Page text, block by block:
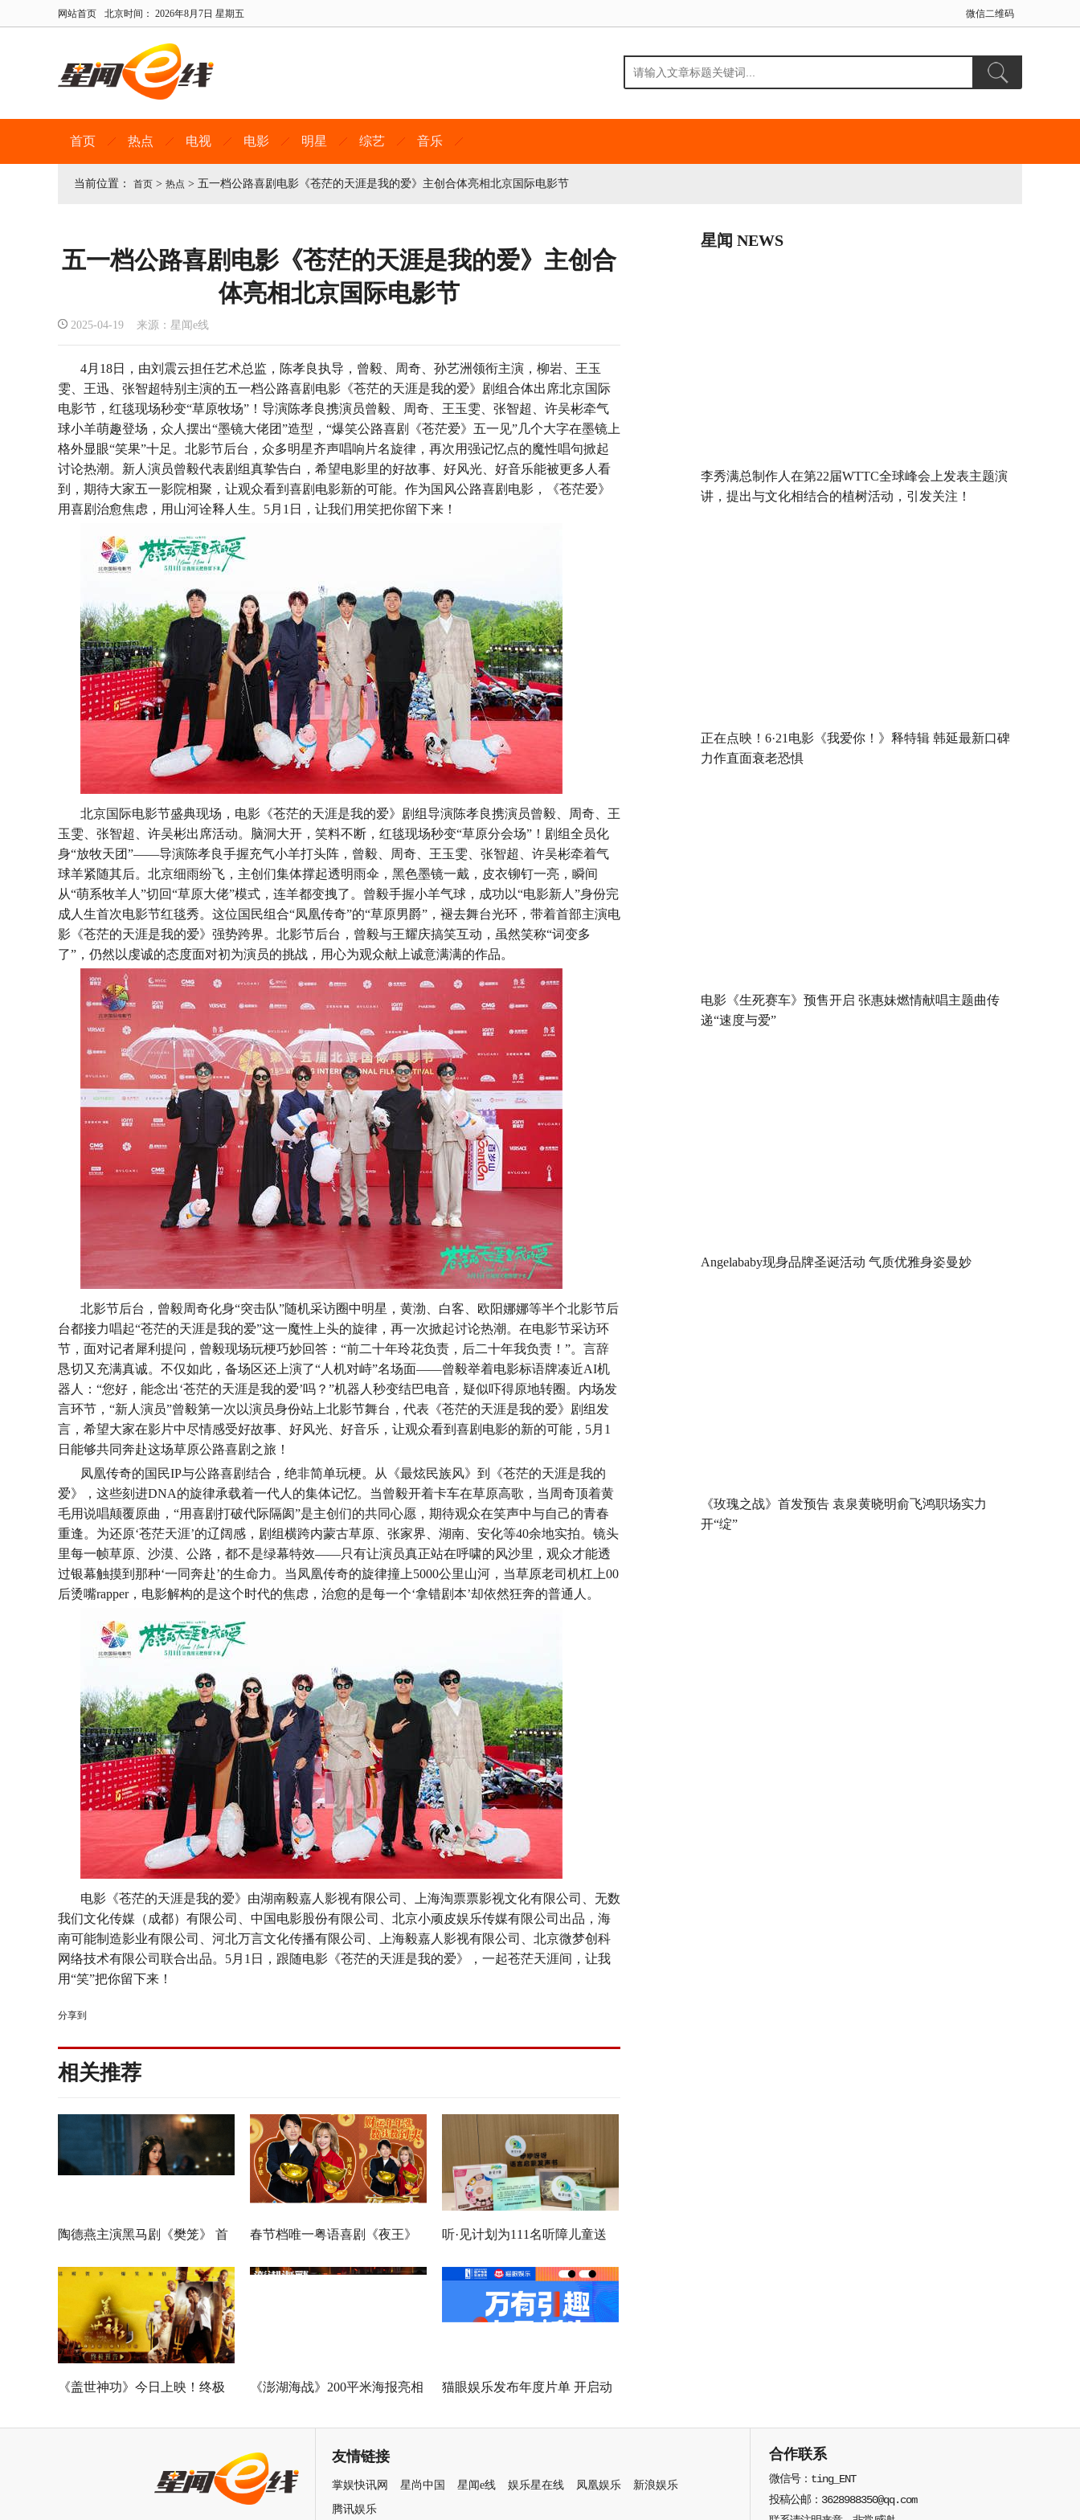
网站首页 北京时间： 2026年8月7日 星期五 微信二维码
首页 热点 电视 电影 明星 综艺 音乐
当前位置： 首页 > 热点 > 五一档公路喜剧电影《苍茫的天涯是我的爱》主创合体亮相北京国际电影节
五一档公路喜剧电影《苍茫的天涯是我的爱》主创合
体亮相北京国际电影节
2025-04-19 来源：星闻e线
4月18日，由刘震云担任艺术总监，陈孝良执导，曾毅、周奇、孙艺洲领衔主演，柳岩、王玉
雯、王迅、张智超特别主演的五一档公路喜剧电影《苍茫的天涯是我的爱》剧组合体出席北京国际
电影节，红毯现场秒变“草原牧场”！导演陈孝良携演员曾毅、周奇、王玉雯、张智超、许吴彬牵气
球小羊萌趣登场，众人摆出“墨镜大佬团”造型，“爆笑公路喜剧《苍茫爱》五一见”几个大字在墨镜上
格外显眼“笑果”十足。北影节后台，众多明星齐声唱响片名旋律，再次用强记忆点的魔性唱句掀起
讨论热潮。新人演员曾毅代表剧组真挚告白，希望电影里的好故事、好风光、好音乐能被更多人看
到，期待大家五一影院相聚，让观众看到喜剧电影新的可能。作为国风公路喜剧电影，《苍茫爱》
用喜剧治愈焦虑，用山河诠释人生。5月1日，让我们用笑把你留下来！
北京国际电影节盛典现场，电影《苍茫的天涯是我的爱》剧组导演陈孝良携演员曾毅、周奇、王
玉雯、张智超、许吴彬出席活动。脑洞大开，笑料不断，红毯现场秒变“草原分会场”！剧组全员化
身“放牧天团”——导演陈孝良手握充气小羊打头阵，曾毅、周奇、王玉雯、张智超、许吴彬牵着气
球羊紧随其后。北京细雨纷飞，主创们集体撑起透明雨伞，黑色墨镜一戴，皮衣铆钉一亮，瞬间
从“萌系牧羊人”切回“草原大佬”模式，连羊都变拽了。曾毅手握小羊气球，成功以“电影新人”身份完
成人生首次电影节红毯秀。这位国民组合“凤凰传奇”的“草原男爵”，褪去舞台光环，带着首部主演电
影《苍茫的天涯是我的爱》强势跨界。北影节后台，曾毅与王耀庆搞笑互动，虽然笑称“词变多
了”，仍然以虔诚的态度面对初为演员的挑战，用心为观众献上诚意满满的作品。
北影节后台，曾毅周奇化身“突击队”随机采访圈中明星，黄渤、白客、欧阳娜娜等半个北影节后
台都接力唱起“苍茫的天涯是我的爱”这一魔性上头的旋律，再一次掀起讨论热潮。在电影节采访环
节，面对记者犀利提问，曾毅现场玩梗巧妙回答：“前二十年玲花负责，后二十年我负责！”。言辞
恳切又充满真诚。不仅如此，备场区还上演了“人机对峙”名场面——曾毅举着电影标语牌凑近AI机
器人：“您好，能念出‘苍茫的天涯是我的爱’吗？”机器人秒变结巴电音，疑似吓得原地转圈。内场发
言环节，“新人演员”曾毅第一次以演员身份站上北影节舞台，代表《苍茫的天涯是我的爱》剧组发
言，希望大家在影片中尽情感受好故事、好风光、好音乐，让观众看到喜剧电影的新的可能，5月1
日能够共同奔赴这场草原公路喜剧之旅！
凤凰传奇的国民IP与公路喜剧结合，绝非简单玩梗。从《最炫民族风》到《苍茫的天涯是我的
爱》，这些刻进DNA的旋律承载着一代人的集体记忆。当曾毅开着卡车在草原高歌，当周奇顶着黄
毛用说唱颠覆原曲，“用喜剧打破代际隔阂”是主创们的共同心愿，期待观众在笑声中与自己的青春
重逢。为还原‘苍茫天涯’的辽阔感，剧组横跨内蒙古草原、张家界、湖南、安化等40余地实拍。镜头
里每一帧草原、沙漠、公路，都不是绿幕特效——只有让演员真正站在呼啸的风沙里，观众才能透
过银幕触摸到那种‘一同奔赴’的生命力。当凤凰传奇的旋律撞上5000公里山河，当草原老司机杠上00
后烫嘴rapper，电影解构的是这个时代的焦虑，治愈的是每一个‘拿错剧本’却依然狂奔的普通人。
电影《苍茫的天涯是我的爱》由湖南毅嘉人影视有限公司、上海淘票票影视文化有限公司、无数
我们文化传媒（成都）有限公司、中国电影股份有限公司、北京小顽皮娱乐传媒有限公司出品，海
南可能制造影业有限公司、河北万言文化传播有限公司、上海毅嘉人影视有限公司、北京微梦创科
网络技术有限公司联合出品。 5月1日，跟随电影《苍茫的天涯是我的爱》，一起苍茫天涯间，让我
用“笑”把你留下来！
分享到
相关推荐
陶德燕主演黑马剧《樊笼》 首
演蛇蝎美人扮相惊艳
春节档唯一粤语喜剧《夜王》
广州路演 黄子华粤语“造梗
听·见计划为111名听障儿童送
上新年声音礼包：让每一次表
达都有回响
《盖世神功》今日上映！终极 《澎湖海战》200平米海报亮相 猫眼娱乐发布年度片单 开启动
星闻 NEWS
李秀满总制作人在第22届WTTC全球峰会上发表主题演
讲，提出与文化相结合的植树活动，引发关注！
正在点映！6·21电影《我爱你！》释特辑 韩延最新口碑
力作直面衰老恐惧
电影《生死赛车》预售开启 张惠妹燃情献唱主题曲传
递“速度与爱”
Angelababy现身品牌圣诞活动 气质优雅身姿曼妙
《玫瑰之战》首发预告 袁泉黄晓明俞飞鸿职场实力
开“绽”
友情链接
掌娱快讯网 星尚中国 星闻e线 娱乐星在线 凤凰娱乐
新浪娱乐
腾讯娱乐
合作联系
微信号：ting_ENT
投稿公邮：3628988350@qq.com